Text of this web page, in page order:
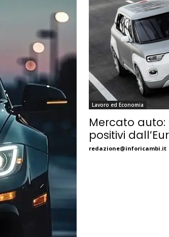
Lavoro ed Economia
Mercato auto:
positivi
redazione@inforicambi.it